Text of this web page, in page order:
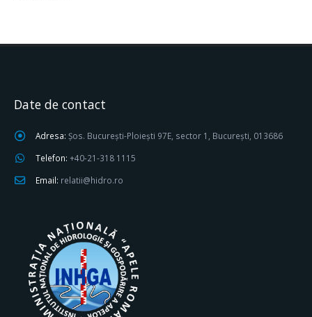
Date de contact
Adresa: Șos. București-Ploiești 97E, sector 1, București, 013686
Telefon: +40-21-318 1115
Email: relatii@hidro.ro